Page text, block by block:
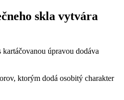
skla vytvára
úpravou dodáva
ktorým dodá osobitý charakter